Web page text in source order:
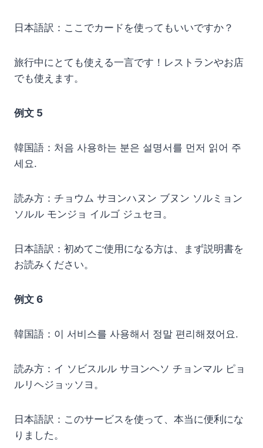
日本語訳：ここでカードを使ってもいいですか？
旅行中にとても使える一言です！レストランやお店
でも使えます。
例文 5
韓国語：처음 사용하는 분은 설명서를 먼저 읽어 주
세요.
読み方：チョウム サヨンハヌン ブヌン ソルミョン
ソルル モンジョ イルゴ ジュセヨ。
日本語訳：初めてご使用になる方は、まず説明書を
お読みください。
例文 6
韓国語：이 서비스를 사용해서 정말 편리해졌어요.
読み方：イ ソビスルル サヨンヘソ チョンマル ピョ
ルリヘジョッソヨ。
日本語訳：このサービスを使って、本当に便利にな
りました。